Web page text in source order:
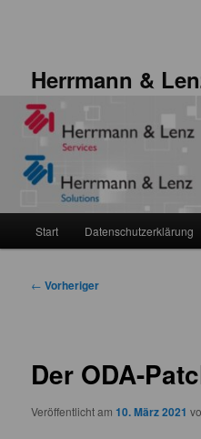
Herrmann &
Start Datenschutzerklärung
Beitragsnavigation
← Vorheriger
Der ODA-
Veröffentlicht am10. März 2021